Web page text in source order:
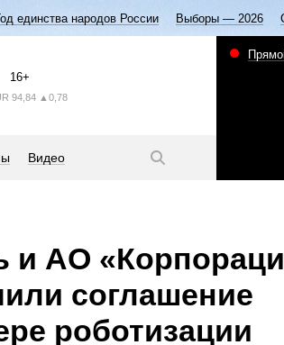
единства народов России Выборы — 2026
16+
94,84 ▲0,78
Видео
и АО
соглашение
роботизации